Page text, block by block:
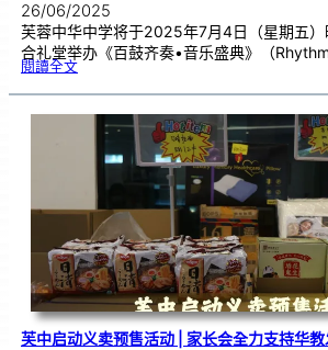
26/06/2025
芙蓉中华中学将于2025年7月4日（星期五
合礼堂举办《百鼓齐奏•音乐盛典》（
閱讀全文:芙
合
办
《
挑
战
马
纪
录
大
全
芙中启动义卖预售活动 | 家长会全力支持华